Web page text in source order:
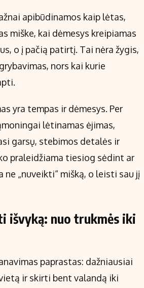
apibūdinamos kaip lėtas,
miške, kai dėmesys kreipiamas
o į pačią patirtį. Tai nėra žygis,
nors kai kurie
yra tempas ir dėmesys. Per
lėtinamas ėjimas,
garsų, stebimos detalės ir
praleidžiama tiesiog sėdint ar
„nuveikti“ mišką, o leisti sau jį
išvyką: nuo trukmės iki
paprastas: dažniausiai
ir skirti bent valandą iki